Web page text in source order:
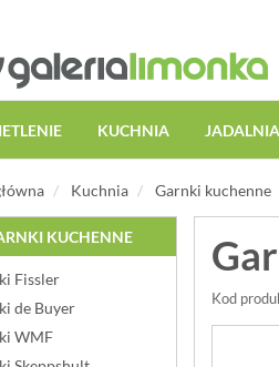
KUCHNIA JADALNIA
Kuchnia Garnki kuchenne
KUCHENNE
Fissler
de Buyer
WMF
Kod